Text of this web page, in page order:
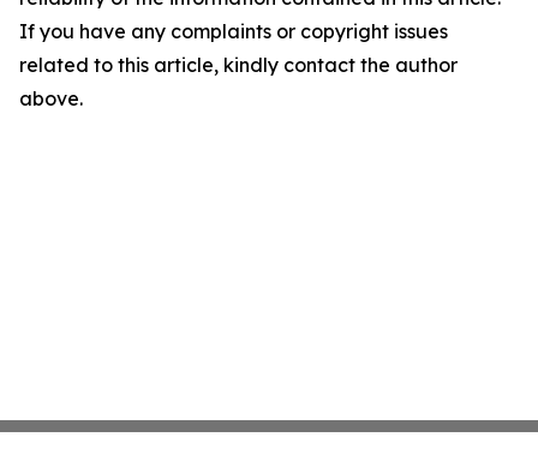
If you have any complaints or copyright issues
related to this article, kindly contact the author
above.